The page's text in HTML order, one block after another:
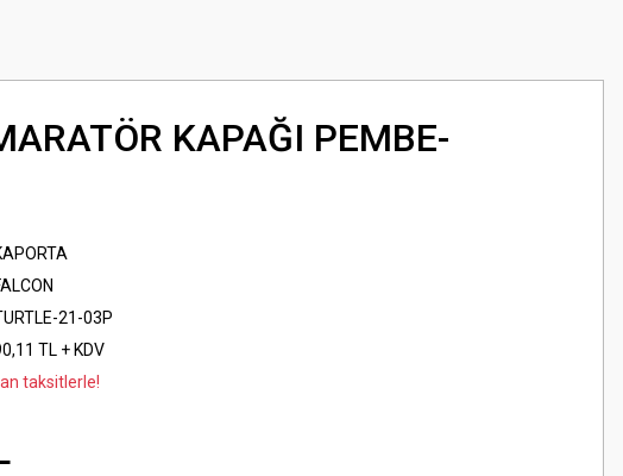
KAPAĞI PEMBE-
21-03P
TL + KDV
taksitlerle!